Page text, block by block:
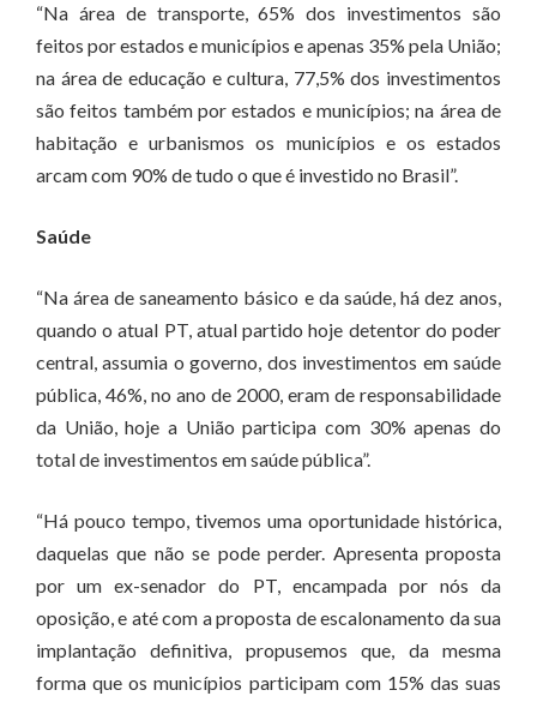
“Na área de transporte, 65% dos investimentos são
feitos por estados e municípios e apenas 35% pela União;
na área de educação e cultura, 77,5% dos investimentos
são feitos também por estados e municípios; na área de
habitação e urbanismos os municípios e os estados
arcam com 90% de tudo o que é investido no Brasil”.
Saúde
“Na área de saneamento básico e da saúde, há dez anos,
quando o atual PT, atual partido hoje detentor do poder
central, assumia o governo, dos investimentos em saúde
pública, 46%, no ano de 2000, eram de responsabilidade
da União, hoje a União participa com 30% apenas do
total de investimentos em saúde pública”.
“Há pouco tempo, tivemos uma oportunidade histórica,
daquelas que não se pode perder. Apresenta proposta
por um ex-senador do PT, encampada por nós da
oposição, e até com a proposta de escalonamento da sua
implantação definitiva, propusemos que, da mesma
forma que os municípios participam com 15% das suas